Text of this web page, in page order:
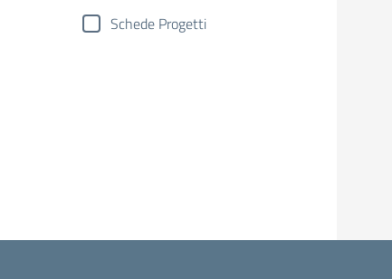
Schede Progetti